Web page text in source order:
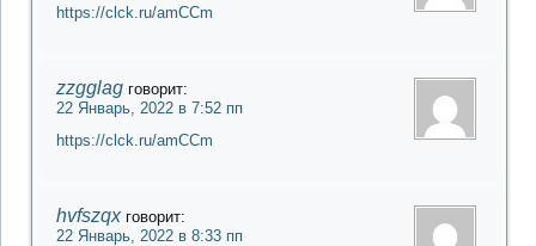
https://clck.ru/amCCm
zzgglag говорит:
22 Январь, 2022 в 7:52 пп
https://clck.ru/amCCm
hvfszqx говорит:
22 Январь, 2022 в 8:33 пп